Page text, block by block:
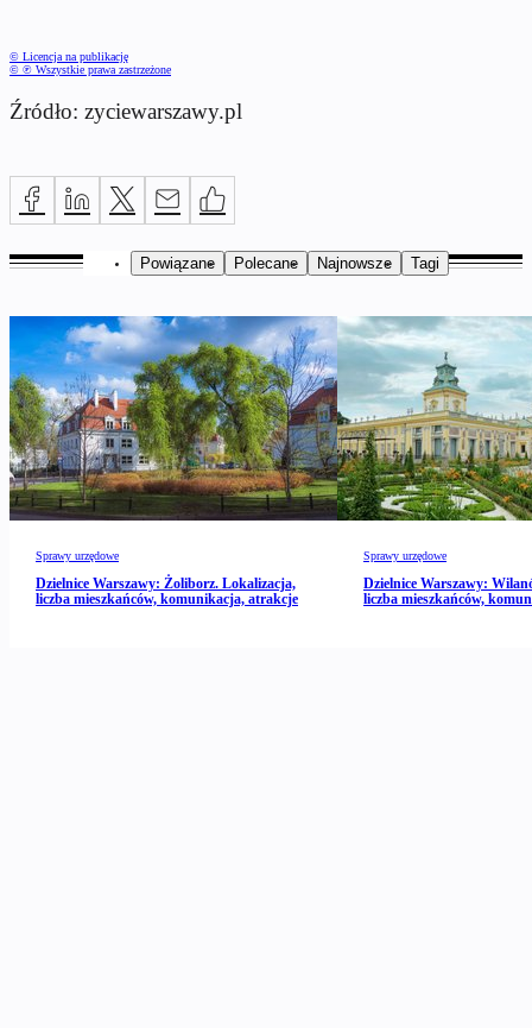
© Licencja na publikację
© ℗ Wszystkie prawa zastrzeżone
Źródło: zyciewarszawy.pl
Powiązane Polecane Najnowsze Tagi
Sprawy urzędowe
Dzielnice Warszawy: Żoliborz. Lokalizacja,
liczba mieszkańców, komunikacja, atrakcje
Sprawy urzędowe
Dzielnice Warszawy:
liczba mieszkańców,